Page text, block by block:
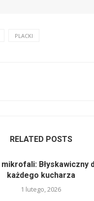
PLACKI
RELATED POSTS
mikrofali: Błyskawiczny
każdego kucharza
1 lutego, 2026